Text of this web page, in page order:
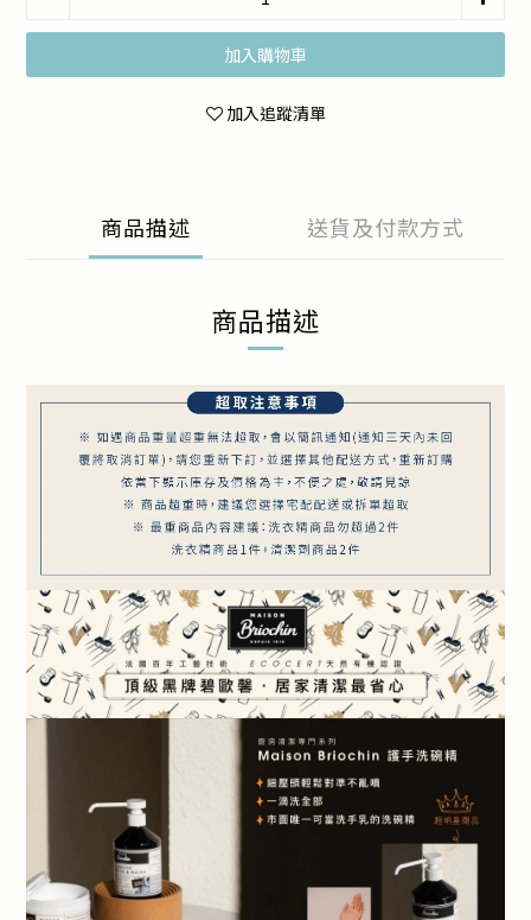
加入購物車
加入追蹤清單
商品描述 送貨及付款方式
商品描述